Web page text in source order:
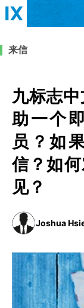
来信
教会带领
福音传讲与
团契生活与
简体中文
西班牙语
乌兹别克语
法语
越南语
韩语
阿尔巴尼亚语
来信
九标志
助一个
员？如
信？如
见？
Joshua